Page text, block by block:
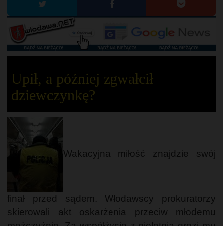
Upił, a później zgwałcił
dziewczynkę?
Wakacyjna miłość znajdzie swój
finał przed sądem. Włodawscy prokuratorzy
skierowali akt oskarżenia przeciw młodemu